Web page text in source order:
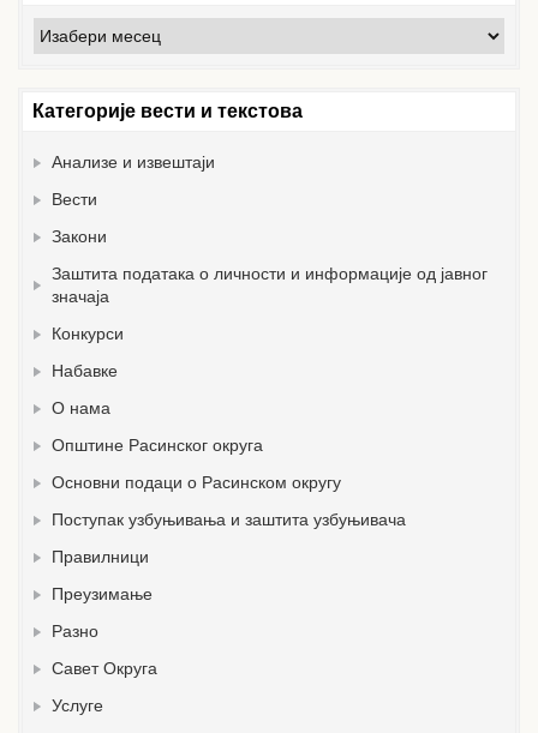
Архива
вести
Категорије вести и текстова
Анализе и извештаји
Вести
Закони
Заштита података о личности и информације од јавног
значаја
Конкурси
Набавке
О нама
Општине Расинског округа
Основни подаци о Расинском округу
Поступак узбуњивања и заштита узбуњивача
Правилници
Преузимање
Разно
Савет Округа
Услуге